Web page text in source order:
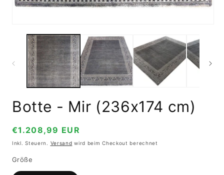
Modal
öffnen
Botte - Mir (236x174 cm)
Normaler
Preis
€1.208,99 EUR
Inkl. Steuern. Versand wird beim Checkout berechnet
Größe